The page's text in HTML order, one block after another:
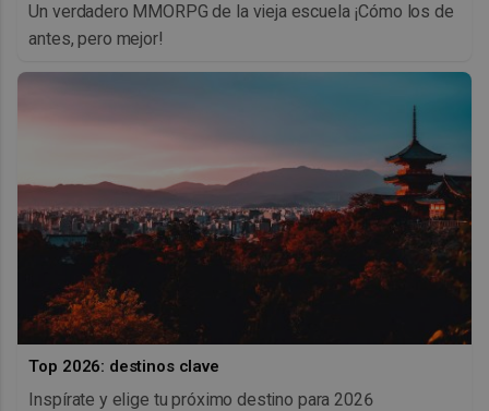
Un verdadero MMORPG de la vieja escuela ¡Cómo los de
antes, pero mejor!
Top 2026: destinos clave
Inspírate y elige tu próximo destino para 2026